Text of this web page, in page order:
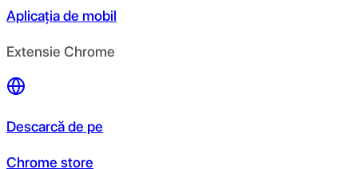
Aplicația de mobil
Extensie Chrome
Descarcă de pe
Chrome store